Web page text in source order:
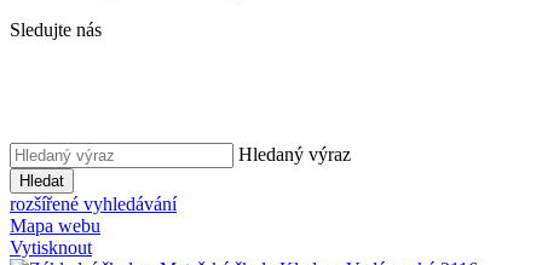
Sledujte nás
Hledaný výraz
Hledat
rozšířené vyhledávání
Mapa webu
Vytisknout